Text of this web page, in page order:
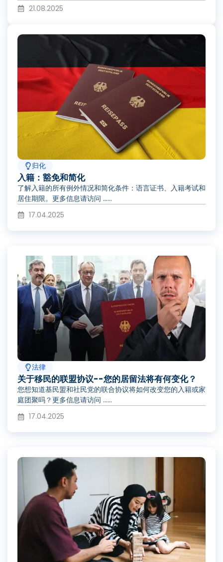
21.08.2025
归化
入籍：豁免和简化
了解入籍的所有例外情况和简化条件：语言证书、入籍考试和
居住期限。更多信息请访问 ......
17.04.2025
法律
关于移民的联盟协议--您的居留法将有何变化？
您想知道基民盟和社民党的联合协议将如何改变您的入籍或家
庭团聚吗？更多信息请访问 ......
17.04.2025